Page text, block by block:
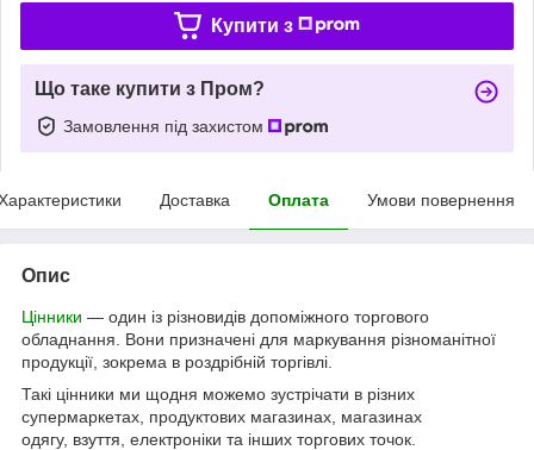
Купити з
Що таке купити з Пром?
Замовлення під захистом
Доставка Оплата Умови повернення
Опис
Цінники — один із різновидів допоміжного торгового
обладнання. Вони призначені для маркування різноманітної
продукції, зокрема в роздрібній торгівлі.
Такі цінники ми щодня можемо зустрічати в різних
супермаркетах, продуктових магазинах, магазинах
одягу, взуття, електроніки та інших торгових точок.